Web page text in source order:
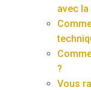
avec la
?
Vous